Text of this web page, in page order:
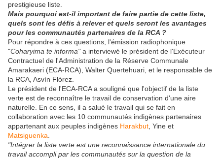
prestigieuse liste.
Mais pourquoi est-il important de faire partie de cette liste,
quels sont les défis à relever et quels seront les avantages
pour les communautés partenaires de la RCA ?
Pour répondre à ces questions, l'émission radiophonique
"Coharyima te informa"a interviewé le président de l'Exécuteur
Contractuel de l'Administration de la Réserve Communale
Amarakaeri (ECA-RCA), Walter Quertehuari, et le responsable de
la RCA, Asvín Flórez.
Le président de l'ECA-RCA a souligné que l'objectif de la liste
verte est de reconnaître le travail de conservation d'une aire
naturelle. En ce sens, il a salué le travail qui se fait en
collaboration avec les 10 communautés indigènes partenaires
appartenant aux peuples indigènes Harakbut , Yine et
Matsiguenka
"Intégrer la liste verte est une reconnaissance internationale du
travail accompli par les communautés sur la question de la